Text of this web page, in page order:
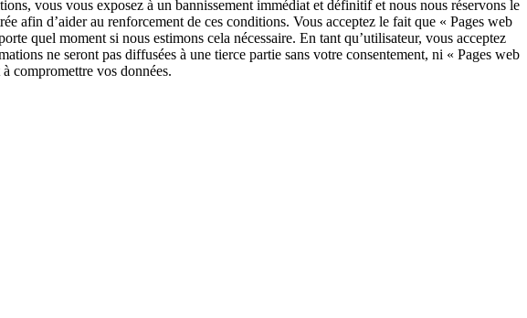
vous vous exposez à un bannissement immédiat et définitif et nous nous réservons le
afin d’aider au renforcement de ces conditions. Vous acceptez le fait que « Pages web
quel moment si nous estimons cela nécessaire. En tant qu’utilisateur, vous acceptez
ne seront pas diffusées à une tierce partie sans votre consentement, ni « Pages web
compromettre vos données.